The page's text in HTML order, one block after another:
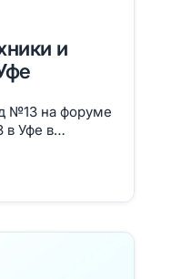
и
№13 на форуме
в Уфе в